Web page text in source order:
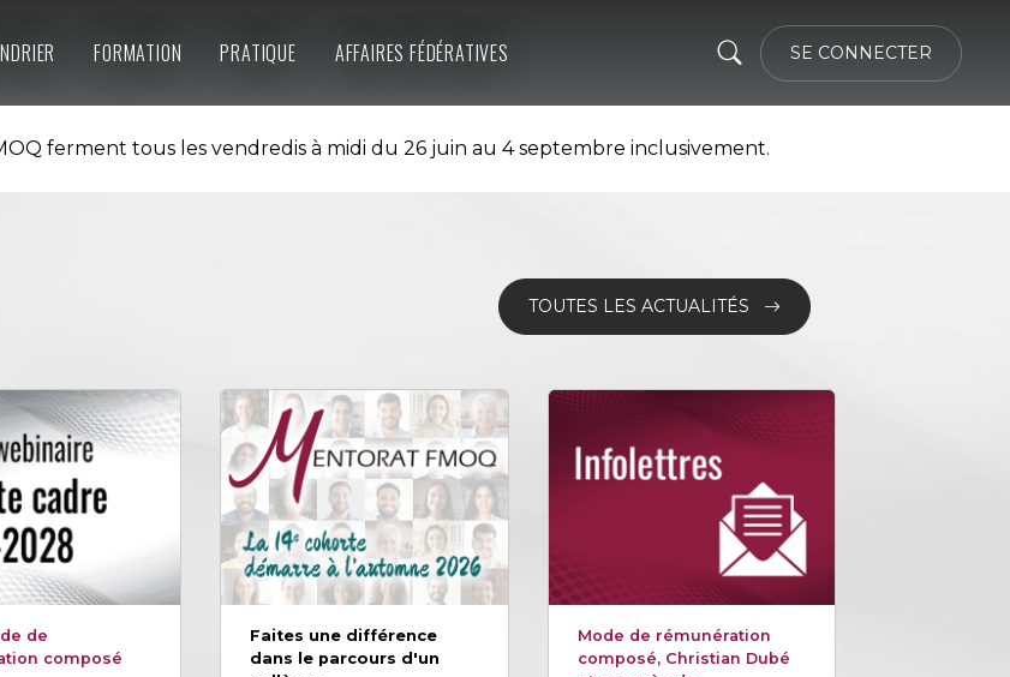
SE CONNECTER
FORMATION PRATIQUE AFFAIRES FÉDÉRATIVES
ferment tous les vendredis à midi du 26 juin au 4 septembre inclusivement.
TOUTES LES ACTUALITÉS
de
composé
Faites une différence
dans le parcours d'un
Mode de rémunération
composé, Christian Dubé